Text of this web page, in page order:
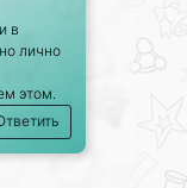
в
лично
этом.